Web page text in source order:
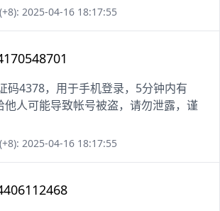
2025-04-16 18:17:55
码4378，用于手机登录，5分钟内有
他人可能导致帐号被盗，请勿泄露，谨
2025-04-16 18:17:55